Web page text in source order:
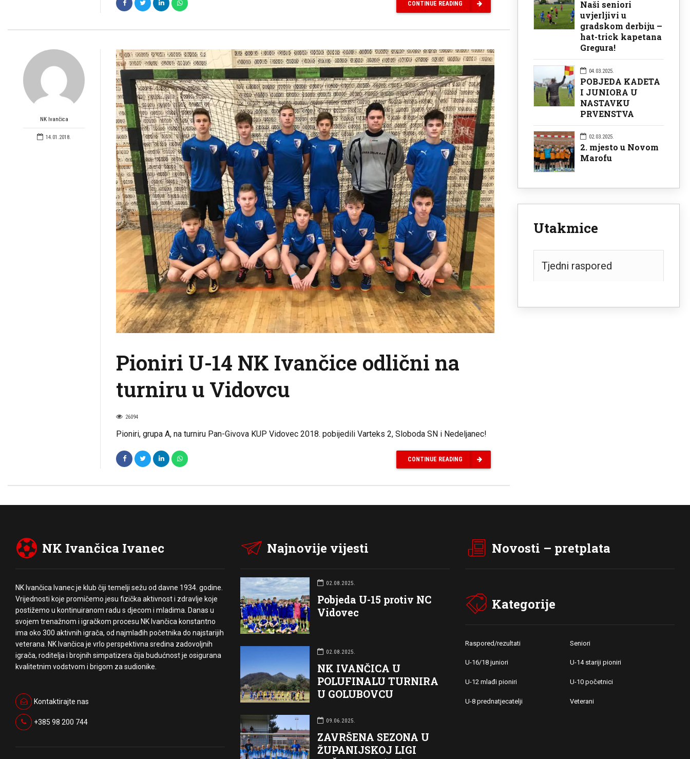
CONTINUE READING
NK Ivančica
14.01.2018.
Pioniri U-14 NK Ivančice odlični na
turniru u Vidovcu
26094
Pioniri, grupa A, na turniru Pan-Givova KUP Vidovec 2018. pobijedili Varteks 2, Sloboda SN i Nedeljanec!
CONTINUE READING
Naši seniori
uvjerljivi u
gradskom derbiju –
hat-trick kapetana
Gregura!
04.03.2025.
POBJEDA KADETA
I JUNIORA U
NASTAVKU
PRVENSTVA
02.03.2025.
2. mjesto u Novom
Marofu
Utakmice
Tjedni raspored
NK Ivančica Ivanec
NK Ivančica Ivanec je klub čiji temelji sežu od davne 1934. godine.
Vrijednosti koje promičemo jesu fizička aktivnost i zdravlje koje
postižemo u kontinuiranom radu s djecom i mladima. Danas u
svojem trenažnom i igračkom procesu NK Ivančica konstantno
ima oko 300 aktivnih igrača, od najmlađih početnika do najstarijih
veterana. NK Ivančica je vrlo perspektivna sredina zadovoljnih
igrača, roditelja i brojnih simpatizera čija budućnost je osigurana
kvalitetnim vodstvom i brigom za sudionike.
Kontaktirajte nas
+385 98 200 744
Najnovije vijesti
02.08.2025.
Pobjeda U-15 protiv NC
Vidovec
02.08.2025.
NK IVANČICA U
POLUFINALU TURNIRA
U GOLUBOVCU
09.06.2025.
ZAVRŠENA SEZONA U
ŽUPANIJSKOJ LIGI
Novosti – pretplata
Kategorije
Raspored/rezultati Seniori
U-16/18 juniori U-14 stariji pioniri
U-12 mlađi pioniri U-10 početnici
U-8 prednatjecatelji Veterani